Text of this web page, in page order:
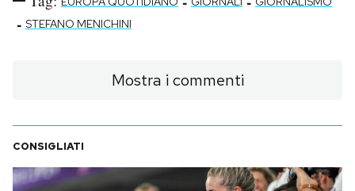
- STEFANO MENICHINI
Mostra i commenti
CONSIGLIATI